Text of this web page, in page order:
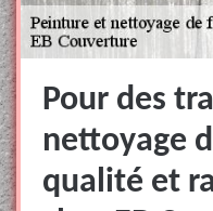
Pour des
nettoyage
qualité et